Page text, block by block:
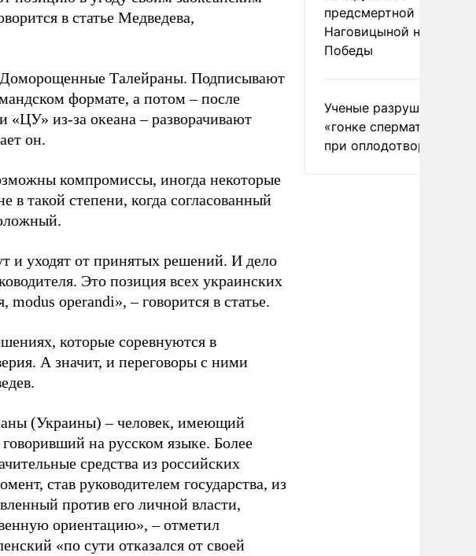
в статье Медведева,
Талейраны. Подписывают
формате, а потом – после
из-за океана – разворачивают
он.
компромиссы, иногда некоторые
такой степени, когда согласованный
и уходят от принятых решений. И дело
Это позиция всех украинских
modus operandi», – говорится в статье.
которые соревнуются в
А значит, и переговоры с ними
(Украины) – человек, имеющий
на русском языке. Более
средства из российских
став руководителем государства, из
против его личной власти,
ориентацию», – отметил
«по сути отказался от своей
предсмертной записки
Наговицыной на пике
Победы
Ученые разрушили миф
«гонке
при оплодотворении